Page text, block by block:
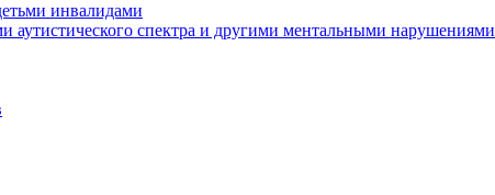
инвалидами
аутистического спектра и другими ментальными нарушениями